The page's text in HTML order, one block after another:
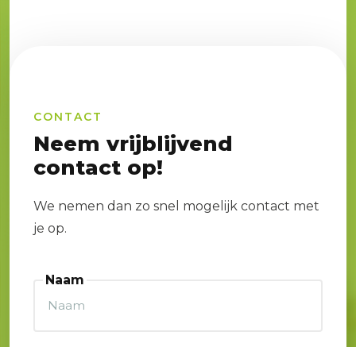
CONTACT
Neem vrijblijvend
contact op!
We nemen dan zo snel mogelijk contact met
je op.
Naam